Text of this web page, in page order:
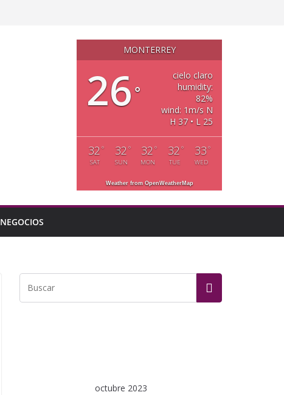
MONTERREY
26°
cielo claro
humidity:
82%
wind: 1m/s N
H 37 • L 25
32 °
SAT
32 °
SUN
32 °
MON
32 °
TUE
33°
WED
Weather from OpenWeatherMap
NEGOCIOS
octubre 2023